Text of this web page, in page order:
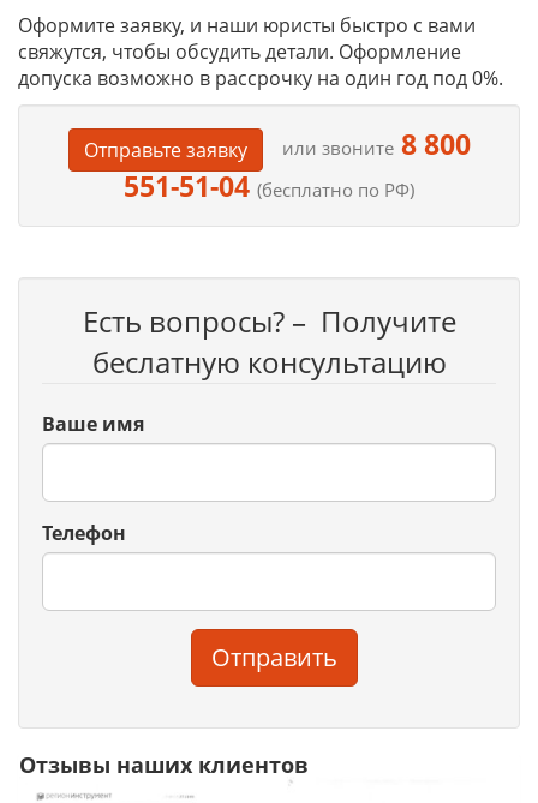
Оформите заявку, и наши юристы быстро с вами
свяжутся, чтобы обсудить детали. Оформление
допуска возможно в рассрочку на один год под 0%.
Отправьте заявку или звоните8 800
551-51-04 (бесплатно по РФ)
Есть вопросы? – Получите
беслатную консультацию
Ваше имя
Телефон
Отправить
Отзывы наших клиентов